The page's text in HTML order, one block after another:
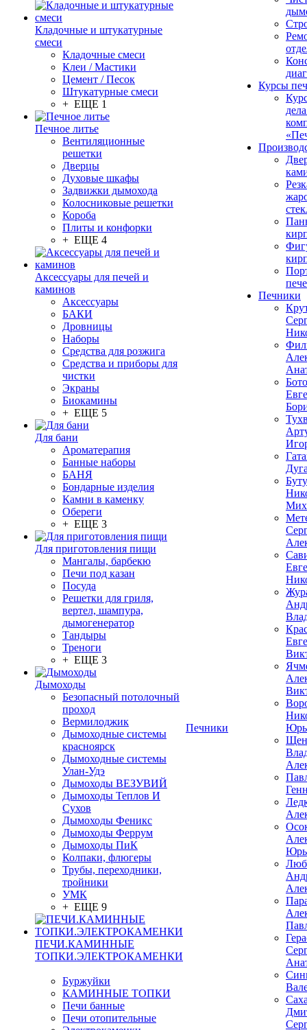
Кладочные и штукатурные
смеси
Кладочные смеси
Клеи / Мастики
Цемент / Песок
Штукатурные смеси
+ ЕЩЕ 1
Печное литье
Вентиляционные
решетки
Дверцы
Духовые шкафы
Задвижки дымохода
Колосниковые решетки
Короба
Плиты и конфорки
+ ЕЩЕ 4
Аксессуары для печей и
каминов
Аксессуары
БАКИ
Дровницы
Наборы
Средства для розжига
Средства и приборы для
чистки
Экраны
Биокамины
+ ЕЩЕ 5
Для бани
Ароматерапия
Банные наборы
БАНЯ
Бондарные изделия
Камни в каменку
Обереги
+ ЕЩЕ 3
Для приготовления пищи
Мангалы, барбекю
Печи под казан
Посуда
Решетки для гриля,
вертел, шампура,
дымогенератор
Тандыры
Треноги
+ ЕЩЕ 3
Дымоходы
Безопасный потолочный
проход
Вермилоджик
Дымоходные системы
красноярск
Дымоходные системы
Улан-Удэ
Дымоходы ВЕЗУВИЙ
Дымоходы Теплов И
Сухов
Дымоходы Феникс
Дымоходы Феррум
Дымоходы ПиК
Колпаки, флюгеры
Трубы, переходники,
тройники
УМК
+ ЕЩЕ 9
ПЕЧИ.КАМИННЫЕ
ТОПКИ.ЭЛЕКТРОКАМЕНКИ
Буржуйки
КАМИННЫЕ ТОПКИ
Печи банные
Печи отопительные
Печники
Курсы
Печники